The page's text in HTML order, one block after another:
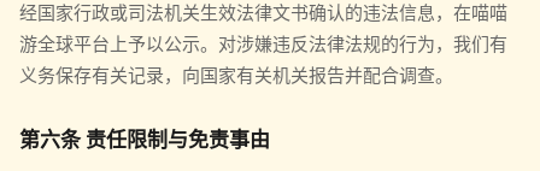
经国家行政或司法机关生效法律文书确认的违法信息，在喵喵
游全球平台上予以公示。对涉嫌违反法律法规的行为，我们有
义务保存有关记录，向国家有关机关报告并配合调查。
第六条 责任限制与免责事由